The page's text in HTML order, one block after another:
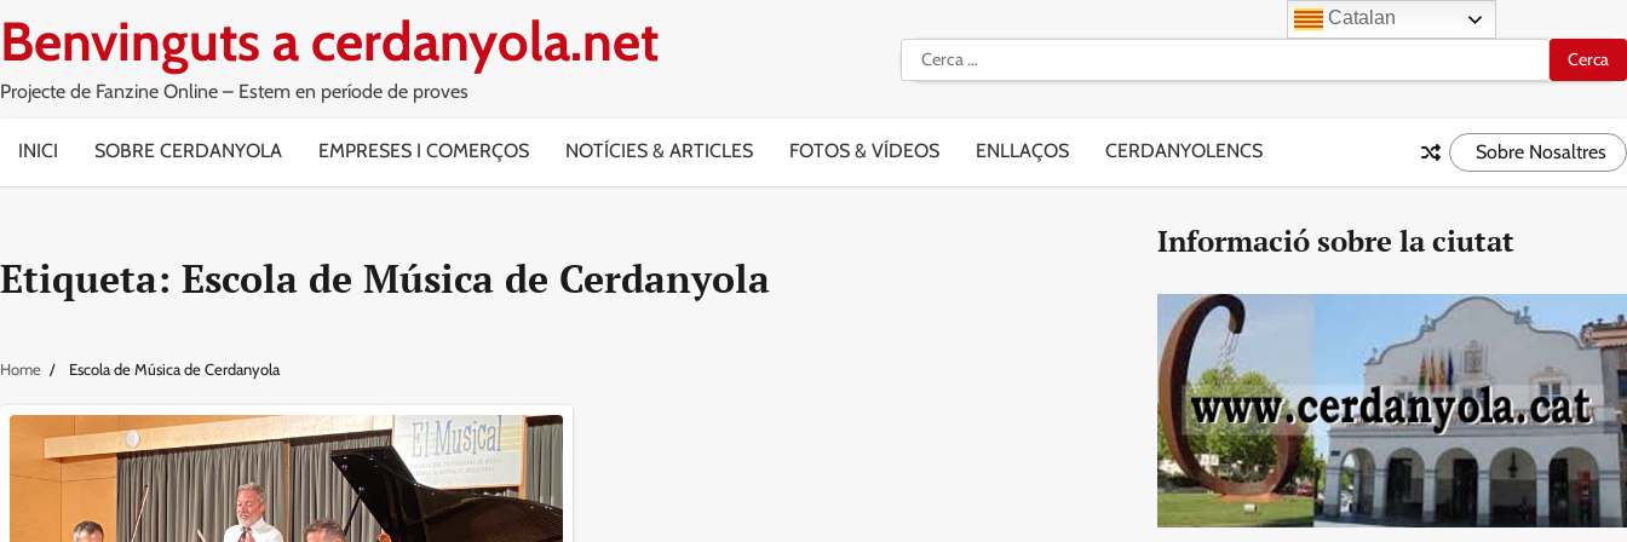
to
Benvinguts a cerdanyola.net
Projecte de Fanzine Online – Estem en període de proves
Cerca:
INICI SOBRE CERDANYOLA EMPRESES I COMERÇOS NOTÍCIES & ARTICLES FOTOS & VÍDEOS ENLLAÇOS CERDANYOLENCS Sobre Nosaltres
Etiqueta: Escola de Música de Cerdanyola
Home Escola de Música de Cerdanyola
Informació sobre la ciutat
Catalan